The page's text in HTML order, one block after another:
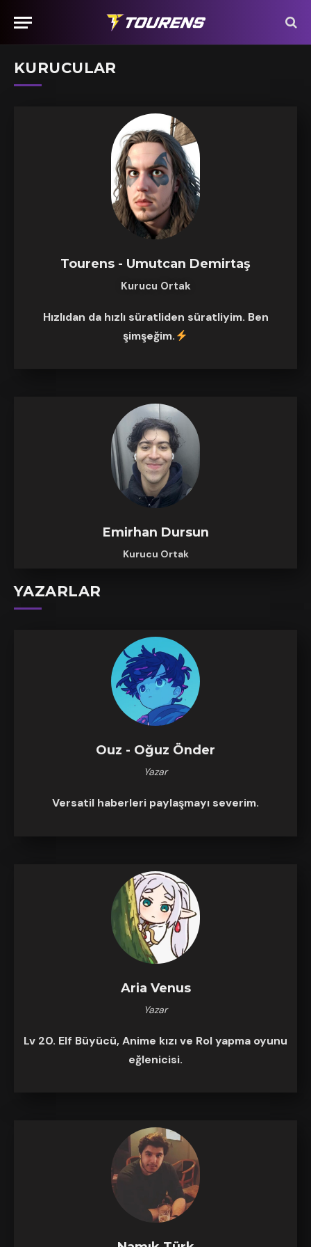
KURUCULAR
Tourens - Umutcan Demirtaş
Kurucu Ortak
Hızlıdan da hızlı süratliden süratliyim. Ben
şimşeğim.
Emirhan Dursun
Kurucu Ortak
YAZARLAR
Ouz - Oğuz Önder
Yazar
Versatil haberleri paylaşmayı severim.
Aria Venus
Yazar
Lv 20. Elf Büyücü, Anime kızı ve Rol yapma oyunu
eğlenicisi.